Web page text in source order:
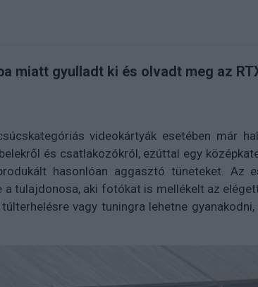
miatt gyulladt ki és olvadt meg az
videokártyák esetében már
és csatlakozókról, ezúttal egy
hasonlóan aggasztó tüneteket. Az
tulajdonosa, aki fotókat is mellékelt az
vagy tuningra lehetne